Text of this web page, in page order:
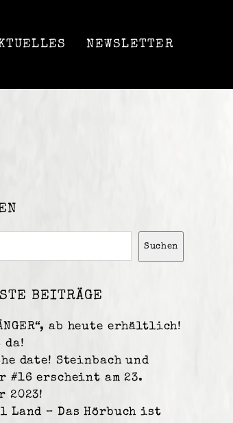
NEWSLETTER
Suchen
BEITRÄGE
ab heute erhältlich!
da!
date! Steinbach und
#16 erscheint am 23.
2023!
Land – Das Hörbuch ist